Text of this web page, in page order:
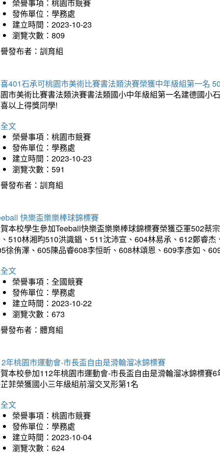
榮譽事項：桃園市競賽
發佈單位：學務處
建立時間：2023-10-23
瀏覽次數：809
發布者：訓育組
401石承可桃園市美術比賽書法類決賽榮獲中年級組第一名
市美術比賽書法類決賽書法類國小中年級組第一名建德國小
以上得獎同學!
文
榮譽事項：桃園市競賽
發佈單位：學務處
建立時間：2023-10-23
瀏覽次數：591
發布者：訓育組
快樂盃樂樂棒球錦標賽
本校學生參加Teeball快樂盃樂樂棒球錦標賽榮獲亞軍502蔡
510林湘昀510洪識錩、511沈沛宣、604林易承、612鄭睿
徐侑澤、605陳品睿608李恒昕、608林頌恩、609李彥如、
文
榮譽事項：全國競賽
發佈單位：學務處
建立時間：2023-10-22
瀏覽次數：673
發布者：體育組
年桃園市運動會-市長盃自由是滑輪溜冰錦標賽
本校參加112年桃園市運動會-市長盃自由是滑輪溜冰錦標
菲榮獲國小三年級組前溜交叉形第1名
文
榮譽事項：桃園市競賽
發佈單位：學務處
建立時間：2023-10-04
瀏覽次數：624